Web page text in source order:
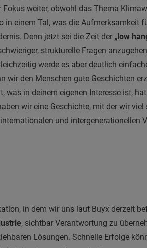
weiter, obwohl das Thema
in einem Tal, was die Aufmerksamkeit
Denn jetzt sei die Zeit der „low
strukturelle Fragen
werde es aber deutlich
wir den Menschen gute Geschichten
was in deinem eigenen Interesse ist,
wir eine Geschichte, mit der wir viel
und intergenerationellen
in dem wir uns laut Buyx derzeit
, sichtbar Verantwortung zu
Lösungen. Schnelle Erfolge